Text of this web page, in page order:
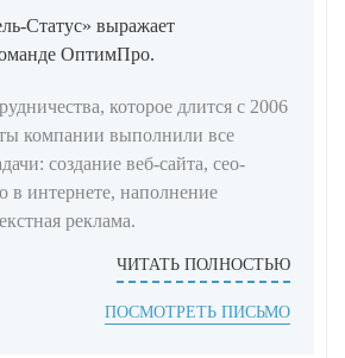
ПОСМОТРЕТЬ ПИСЬМО
Статус» выражает
ОптимПро.
которое длится с 2006
компании выполнили все
создание веб-сайта, сео-
в интернете, наполнение
реклама.
ЧИТАТЬ ПОЛНОСТЬЮ